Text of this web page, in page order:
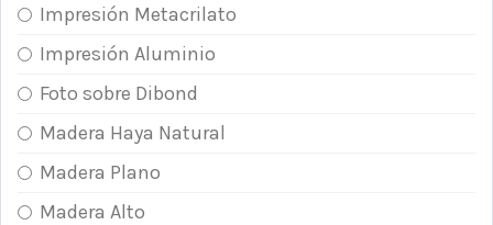
Impresión Metacrilato
Impresión Aluminio
Foto sobre Dibond
Madera Haya Natural
Madera Plano
Madera Alto